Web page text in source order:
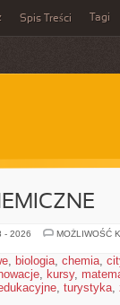
Spis Treści Tagi
- 2026
MOŻLIWOŚĆ
, biologia, chemia,
, kursy,
, turystyka,